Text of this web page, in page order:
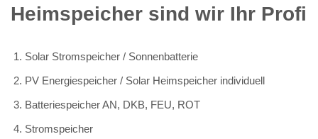
Heimspeicher sind wir Ihr Profi
Solar Stromspeicher / Sonnenbatterie
PV Energiespeicher / Solar Heimspeicher individuell
Batteriespeicher AN, DKB, FEU, ROT
Stromspeicher